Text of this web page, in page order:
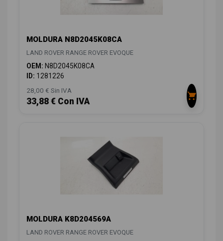
MOLDURA N8D2045K08CA
LAND ROVER RANGE ROVER EVOQUE
OEM: N8D2045K08CA
ID: 1281226
28,00 € Sin IVA
33,88 € Con IVA
MOLDURA K8D204569A
LAND ROVER RANGE ROVER EVOQUE